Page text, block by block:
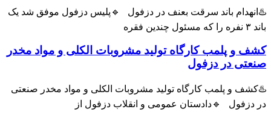
باند سرقت بعنف در دزفول 🔹پلیس دزفول موفق شد یک
و پلمب کارگاه تولید مشروبات الکلی و مواد مخدر
در دزفول
و پلمب کارگاه تولید مشروبات الکلی و مواد مخدر صنعتی
🔹دادستان عمومی و انقلاب دزفول از